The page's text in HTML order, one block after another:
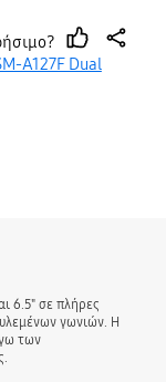
thumbshare
A127F Dual
6.5" σε πλήρες
γωνιών. Η
των